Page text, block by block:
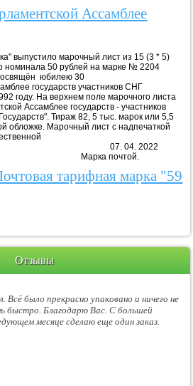
Ассамблее
выпустило марочный лист из 15 (3 * 5)
номинала 50 рублей на марке № 2204
юбилею 30
государств участников СНГ
году. На верхнем поле марочного листа
Ассамблее государств - участников
Тираж 82, 5 тыс. марок или 5,5
обложке. Марочный лист с надпечаткой
07. 04. 2022
почтой.
тарифная марка "59
Отзывы
Всё было прекрасно упаковано и ничего не
быстро. Благодарю Вас. С большей
месяце сделаю еще один заказ.